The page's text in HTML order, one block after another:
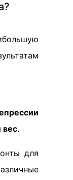
вес.
для